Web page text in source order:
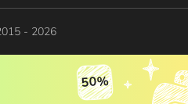
- 2026
50%